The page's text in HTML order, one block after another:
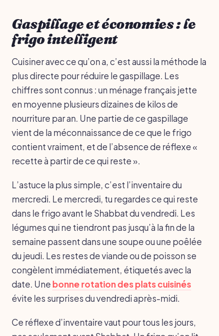
Gaspillage et économies : le
frigo intelligent
Cuisiner avec ce qu’on a, c’est aussi la méthode la
plus directe pour réduire le gaspillage. Les
chiffres sont connus : un ménage français jette
en moyenne plusieurs dizaines de kilos de
nourriture par an. Une partie de ce gaspillage
vient de la méconnaissance de ce que le frigo
contient vraiment, et de l’absence de réflexe «
recette à partir de ce qui reste ».
L’astuce la plus simple, c’est l’inventaire du
mercredi. Le mercredi, tu regardes ce qui reste
dans le frigo avant le Shabbat du vendredi. Les
légumes qui ne tiendront pas jusqu’à la fin de la
semaine passent dans une soupe ou une poêlée
du jeudi. Les restes de viande ou de poisson se
congèlent immédiatement, étiquetés avec la
date. Une bonne rotation des plats cuisinés
évite les surprises du vendredi après-midi.
Ce réflexe d’inventaire vaut pour tous les jours,